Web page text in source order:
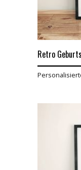
Retro